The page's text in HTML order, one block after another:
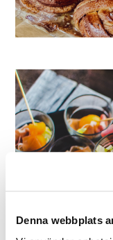
Denna webbplats